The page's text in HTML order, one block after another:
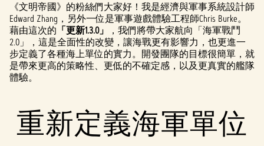
《文明帝國》的粉絲們大家好！我是經濟與軍事系統設計師
Edward Zhang，另外一位是軍事遊戲體驗工程師Chris Burke。
藉由這次的 「更新1.3.0」
，我們將帶大家航向「海軍戰鬥
2.0」，這是全面性的改變，讓海戰更有影響力，也更進一
步定義了各種海上單位的實力。開發團隊的目標很簡單，就
是帶來更高的策略性、更低的不確定感，以及更真實的艦隊
體驗。
重新定義海軍單位